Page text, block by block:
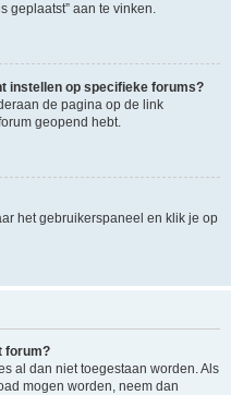
geplaatst” aan te vinken.
instellen op specifieke forums?
de pagina op de link
geopend hebt.
het gebruikerspaneel en klik je op
forum?
al dan niet toegestaan worden. Als
mogen worden, neem dan